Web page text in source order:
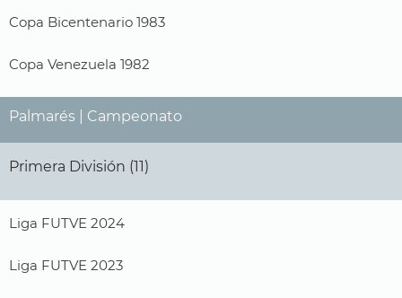
Copa Bicentenario 1983
Copa Venezuela 1982
Palmarés | Campeonato
Primera División (11)
Liga FUTVE 2024
Liga FUTVE 2023